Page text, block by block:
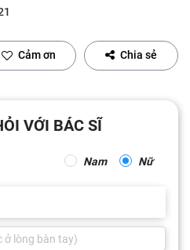
Cảm ơn Chia sẻ
VỚI BÁC SĨ
Nam Nữ